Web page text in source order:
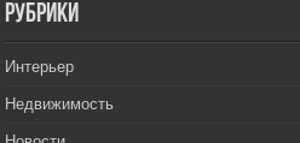
РУбрики
Интерьер
Недвижимость